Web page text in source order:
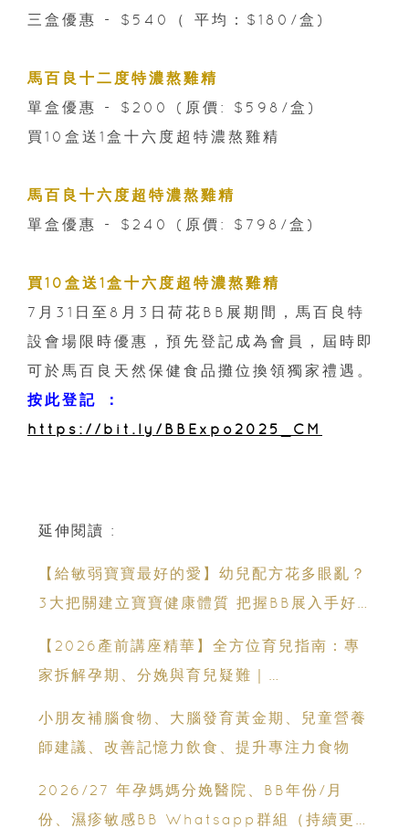
三盒優惠 - $540（ 平均：$180/盒)
馬百良十二度特濃熬雞精
單盒優惠 - $200 (原價: $598/盒)
買10盒送1盒十六度超特濃熬雞精
馬百良十六度超特濃熬雞精
單盒優惠 - $240 (原價: $798/盒)
買10盒送1盒十六度超特濃熬雞精
7月31日至8月3日荷花BB展期間，馬百良特
設會場限時優惠，預先登記成為會員，屆時即
可於馬百良天然保健食品攤位換領獨家禮遇。
按此登記 ：
https://bit.ly/BBExpo2025_CM
延伸閱讀 :
【給敏弱寶寶最好的愛】幼兒配方花多眼亂？
3大把關建立寶寶健康體質 把握BB展入手好
【2026產前講座精華】全方位育兒指南：專
家拆解孕期、分娩與育兒疑難｜
小朋友補腦食物、大腦發育黃金期、兒童營養
師建議、改善記憶力飲食、提升專注力食物
2026/27 年孕媽媽分娩醫院、BB年份/月
份、濕疹敏感BB Whatsapp群組（持續更